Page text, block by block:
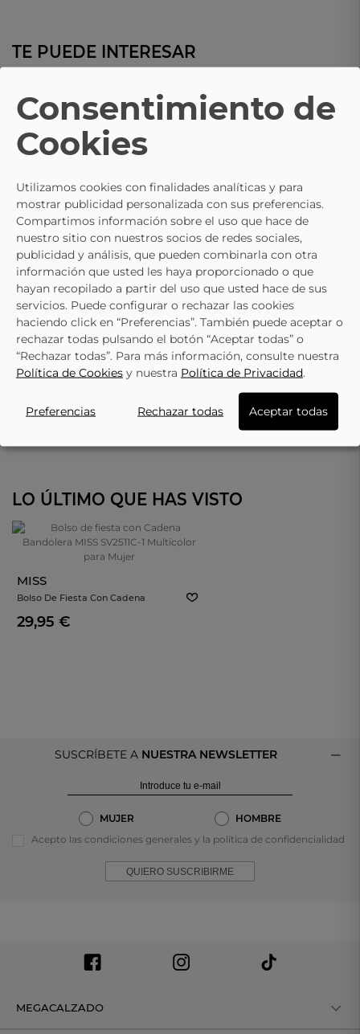
TE PUEDE INTERESAR
MISS
Bolso De Mano Para Mujer MISS
SV2408F-19 Negro
23,95 €
MISS
LO ÚLTIMO QUE HAS VISTO
MISS
Bolso De Fiesta Con Cadena
Bandolera MISS SV2511C-1 Multicolor
Para Mujer
29,95 €
SUSCRÍBETE A NUESTRA NEWSLETTER
MUJER
HOMBRE
Acepto las condiciones generales y la política de confidencialidad
QUIERO SUSCRIBIRME
MEGACALZADO
Consentimiento de
Cookies
Utilizamos cookies con finalidades analíticas y para
mostrar publicidad personalizada con sus preferencias.
Compartimos información sobre el uso que hace de
nuestro sitio con nuestros socios de redes sociales,
publicidad y análisis, que pueden combinarla con otra
información que usted les haya proporcionado o que
hayan recopilado a partir del uso que usted hace de sus
servicios. Puede configurar o rechazar las cookies
haciendo click en “Preferencias”. También puede aceptar o
rechazar todas pulsando el botón “Aceptar todas” o
“Rechazar todas”. Para más información, consulte nuestra
Política de Cookies y nuestra Política de Privacidad.
Preferencias Rechazar todas Aceptar todas